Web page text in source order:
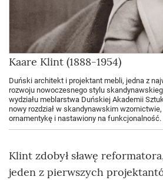
Kaare Klint (1888-1954)
Duński architekt i projektant mebli, jedna z
rozwoju nowoczesnego stylu
wydziału meblarstwa Duńskiej Akademii
nowy rozdział w skandynawskim
ornamentykę i nastawiony na funkcjonalność.
Klint zdobył sławę
jeden z pierwszych